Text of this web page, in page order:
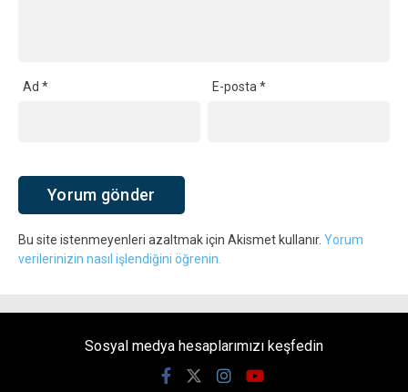
Ad * E-posta*
Bu site istenmeyenleri azaltmak için Akismet kullanır. Yorum
verilerinizin nasıl işlendiğini öğrenin.
Sosyal medya hesaplarımızı keşfedin